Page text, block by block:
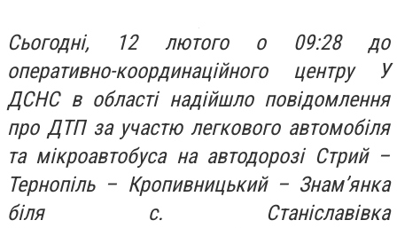
Сьогодні, 12 лютого о 09:28 до
оперативно-координаційного центру У
ДСНС в області надійшло повідомлення
про ДТП за участю легкового автомобіля
та мікроавтобуса на автодорозі Стрий –
Тернопіль – Кропивницький – Знам’янка
біля с. Станіславівка